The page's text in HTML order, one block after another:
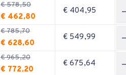
€ 578,50
€ 462,80
€ 404,95
€ 785,70
€ 628,60
€ 549,99
€ 965,20
€ 772,20
€ 675,64